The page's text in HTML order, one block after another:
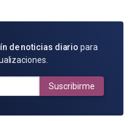
de noticias diario para
Suscribirme